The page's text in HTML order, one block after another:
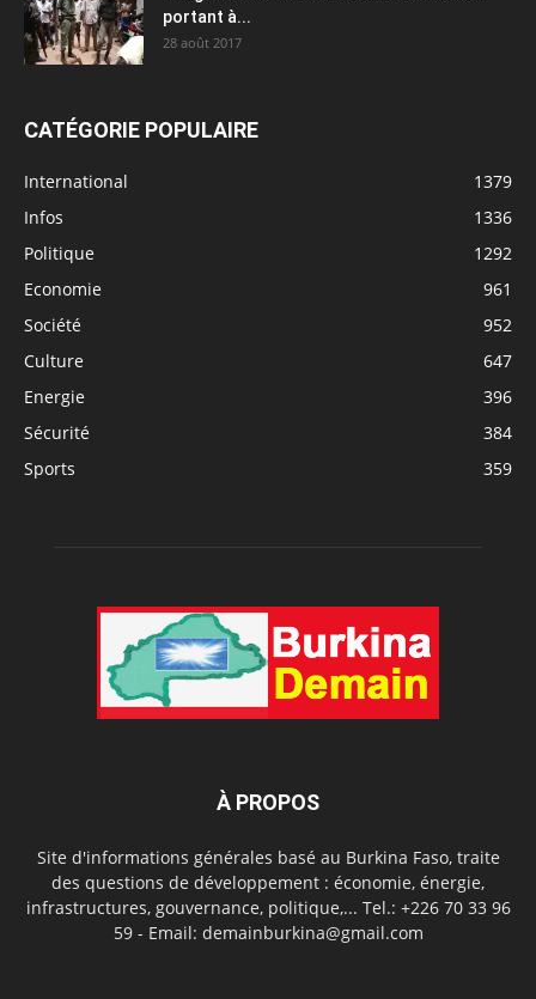
portant à...
28 août 2017
CATÉGORIE POPULAIRE
International
1379
Infos
1336
Politique
1292
Economie
961
Société
952
Culture
647
Energie
396
Sécurité
384
Sports
359
À PROPOS
Site d'informations générales basé au Burkina Faso, traite
des questions de développement : économie, énergie,
infrastructures, gouvernance, politique,... Tel.: +226 70 33 96
59 - Email: demainburkina@gmail.com